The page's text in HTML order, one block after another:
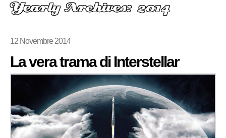
Yearly Archives: 2014
12 Novembre 2014
La vera trama di Interstellar